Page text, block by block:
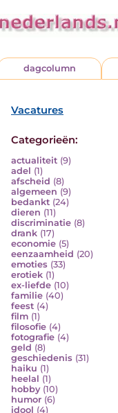
dagcolumn
Vacatures
Categorieën:
actualiteit (9)
adel (1)
afscheid (8)
algemeen (9)
bedankt (24)
dieren (11)
discriminatie (8)
drank (17)
economie (5)
eenzaamheid (20)
emoties (33)
erotiek (1)
ex-liefde (10)
familie (40)
feest (4)
film (1)
filosofie (4)
fotografie (4)
geld (8)
geschiedenis (31)
haiku (1)
heelal (1)
hobby (10)
humor (6)
idool (4)